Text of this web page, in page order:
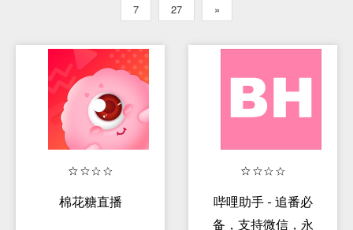
7
27 »
棉花糖直播
哔哩助手 - 追番必
备，支持微信，永